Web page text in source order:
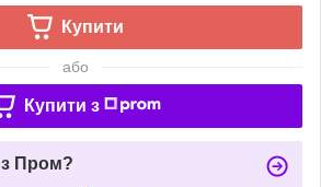
Купити
або
Купити з
з Пром?